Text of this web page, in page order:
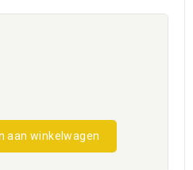
aan winkelwagen